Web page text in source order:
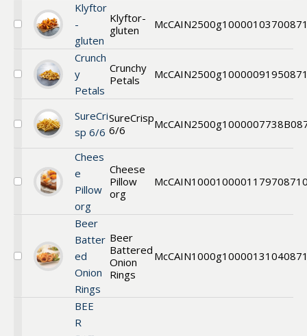
Välj
Wedges
without
gluten
Klyftor
-
gluten
Klyftor-
gluten
McCAIN2500g1000010370
Välj
Petals
Crunch
y
Petals
Crunchy
Petals
McCAIN2500g1000009195
Välj
6/6
SureCri
sp 6/6
SureCrisp
6/6
McCAIN2500g1000007738B
Välj
Chees
e
Pillow
org
Cheese
Pillow
org
McCAIN10001000011797
Välj
Thin
Beer
Batter
ed
Onion
Rings
Beer
Battered
Onion
Rings
McCAIN1000g1000013104
BEE
R